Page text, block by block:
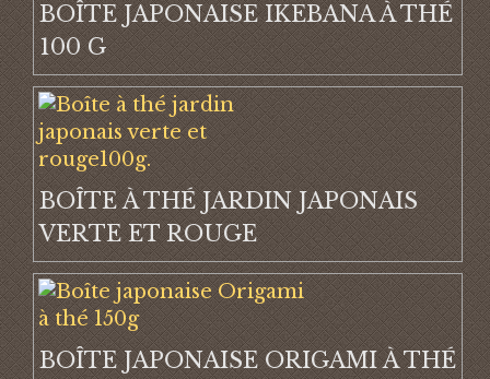
BOÎTE JAPONAISE IKEBANA À THÉ
100 G
BOÎTE À THÉ JARDIN JAPONAIS
VERTE ET ROUGE
BOÎTE JAPONAISE ORIGAMI À THÉ